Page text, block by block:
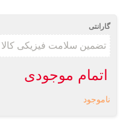
گارانتی
اتمام موجودی
ناموجود